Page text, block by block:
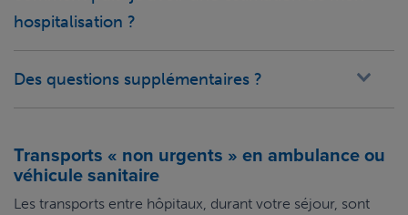
hospitalisation ?
Des questions supplémentaires ?
Transports « non urgents » en ambulance ou
véhicule sanitaire
Les transports entre hôpitaux, durant votre séjour, sont